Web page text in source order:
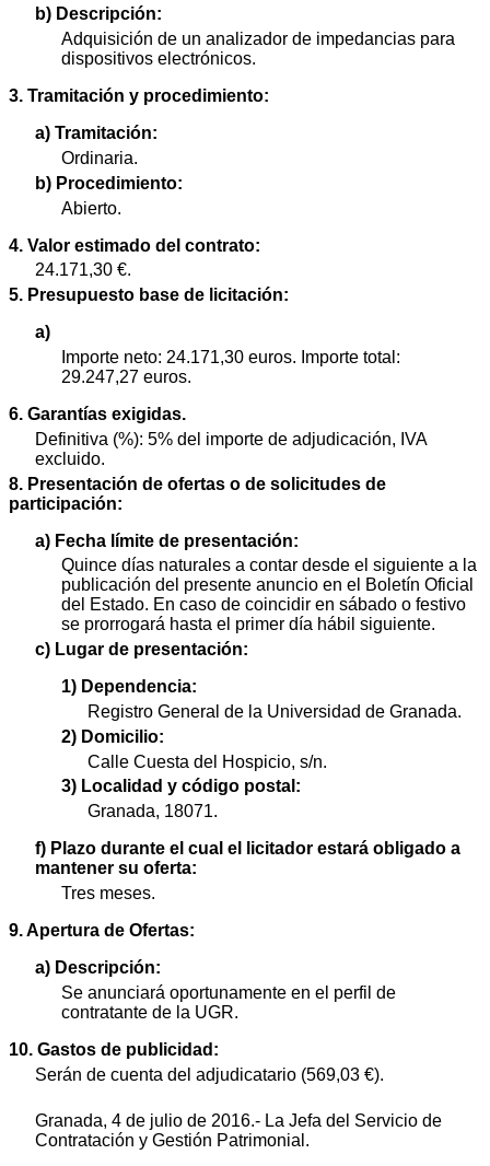
b) Descripción:
Adquisición de un analizador de impedancias para
dispositivos electrónicos.
3. Tramitación y procedimiento:
a) Tramitación:
Ordinaria.
b) Procedimiento:
Abierto.
4. Valor estimado del contrato:
24.171,30 €.
5. Presupuesto base de licitación:
a)
Importe neto: 24.171,30 euros. Importe total:
29.247,27 euros.
6. Garantías exigidas.
Definitiva (%): 5% del importe de adjudicación, IVA
excluido.
8. Presentación de ofertas o de solicitudes de
participación:
a) Fecha límite de presentación:
Quince días naturales a contar desde el siguiente a la
publicación del presente anuncio en el Boletín Oficial
del Estado. En caso de coincidir en sábado o festivo
se prorrogará hasta el primer día hábil siguiente.
c) Lugar de presentación:
1) Dependencia:
Registro General de la Universidad de Granada.
2) Domicilio:
Calle Cuesta del Hospicio, s/n.
3) Localidad y código postal:
Granada, 18071.
f) Plazo durante el cual el licitador estará obligado a
mantener su oferta:
Tres meses.
9. Apertura de Ofertas:
a) Descripción:
Se anunciará oportunamente en el perfil de
contratante de la UGR.
10. Gastos de publicidad:
Serán de cuenta del adjudicatario (569,03 €).
Granada, 4 de julio de 2016.- La Jefa del Servicio de
Contratación y Gestión Patrimonial.